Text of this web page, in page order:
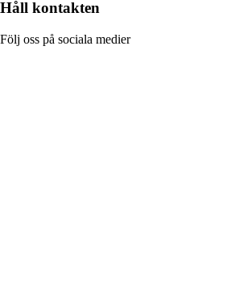
Håll kontakten
Följ oss på sociala medier